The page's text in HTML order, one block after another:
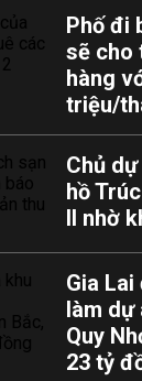
Phố đi
sẽ cho
hàng
triệu/
Chủ
hồ
II nhờ
Gia
làm dự
Quy
23 tỷ